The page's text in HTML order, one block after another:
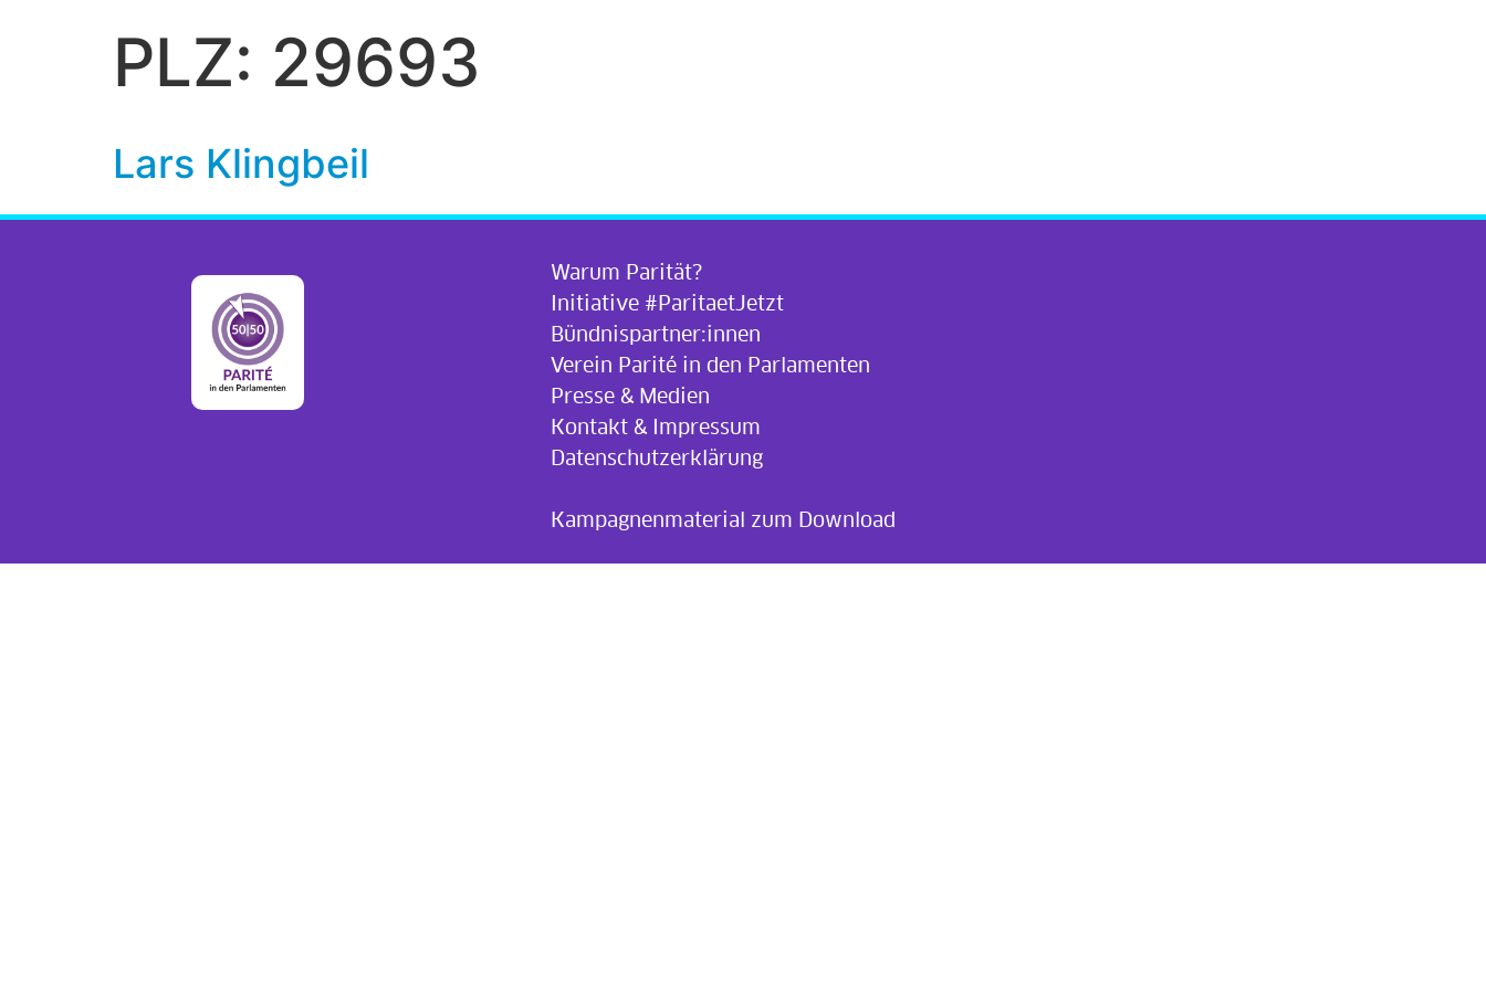
PLZ: 29693
Lars Klingbeil
Warum Parität?
Initiative #ParitaetJetzt
Bündnispartner:innen
Verein Parité in den Parlamenten
Presse & Medien
Kontakt & Impressum
Datenschutzerklärung
Kampagnenmaterial zum Download